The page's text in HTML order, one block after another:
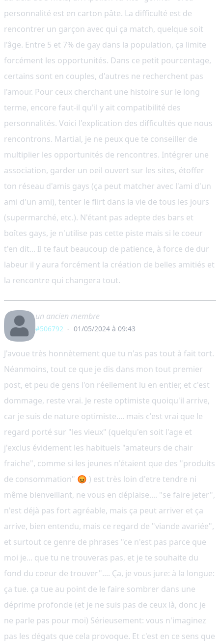
personnalité est en carton pâte. La difficulté est de
rencontrer un garçon avec qui ça match, quelque soit
l'âge. Entre 5 et 7% de gay dans la population, ça limite
forcément les opportunités. Dans ce petit pourcentage,
certains sont en couples, d'autres ne recherchent pas
l'amour. Pour ceux cherchant une histoire sur le long
terme, encore faut-il qu'il y ait compatibilité des
personnalités. Voici l'explication des difficultés que nous
rencontrons. Martial, je ne peux que te conseiller de
multiplier les opportunités de rencontres. Intégrer une
association, garder un oeil ouvert sur les sites, étoffer
ton réseau d'amis gays (ça peut matcher avec l'ami d'un
ami d'un ami), tenter le flirt dans la vie de tous les jours
(supermarché, etc.). N'étant pas adepte des bars et
boîtes gays, je n'utilise pas cette piste mais si le coeur
t'en dit... Il te faut beaucoup de patience, à force de dur
labeur il y aura forcément la création de belles amitiés et
la rencontre qui changera tout.
un ancien membre
#506792 - 01/05/2024 à 09:43
J'avoue très honnètement que tu n'as pas tout à fait tort.
Néanmoins, tout ce que je dis dans mon tout premier
post, et peu de gens l'on réellement lu en entier, et c'est
dommage, reste vrai. Je reste optimiste quoiqu'il arrive,
car je suis de nature optimiste.... mais c'est vrai que le
regard porté sur "les vieux" (quelqu'en soit l'age et
j'exclus évidement les habituels "amateurs de chair
fraiche", comme si les jeunes n'étaient que des "produits
de consommation" 😡 ) est très loin d'etre tendre ni
même bienveillant, ne vous en déplaise.... "se faire jeter",
n'est déjà pas fort agréable, mais ça peut arriver et ça
arrive, bien entendu, mais ce regard de "viande avariée",
et surtout ce genre de phrases "ce n'est pas parce que
moi je... que tu ne trouveras pas, et je te souhaite du
fond du coeur de trouver".... Ça, je vous jure: à la longue:
ça tue. ça tue au point de le faire sombrer dans une
déprime profonde (et je ne suis pas de ceux là, donc je
ne parle pas pour moi) Sérieusement: vous n'imaginez
pas les dégats que cela provoque. Et c'est en ce sens que